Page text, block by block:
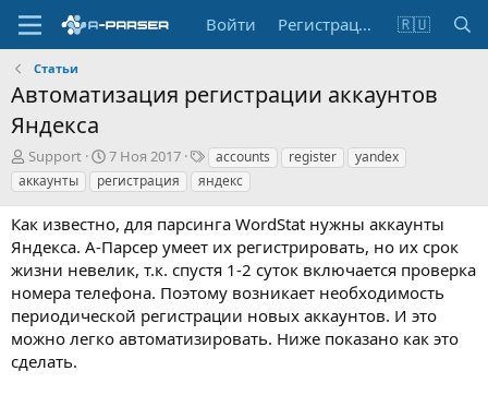
Войти Регистрация 🇷🇺
Статьи
Автоматизация регистрации аккаунтов
Яндекса
А
в
т
р
Support
Д
а
т
с
о
з
д
а
н
7 Ноя 2017
Т
е
г
accounts register
yandex
аккаунты
регистрация яндекс
Как известно, для парсинга WordStat нужны аккаунты
Яндекса. А-Парсер умеет их регистрировать, но их срок
жизни невелик, т.к. спустя 1-2 суток включается проверка
номера телефона. Поэтому возникает необходимость
периодической регистрации новых аккаунтов. И это
можно легко автоматизировать. Ниже показано как это
сделать.